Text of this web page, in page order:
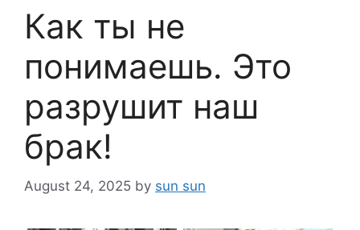
Как ты не
понимаешь. Это
разрушит наш
брак!
August 24, 2025 by sun sun